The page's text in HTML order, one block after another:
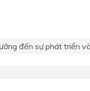
đến sự phát triển và...